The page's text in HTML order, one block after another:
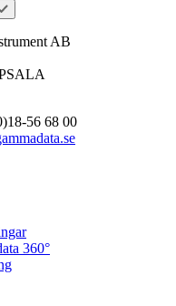
AB
56 68 00
360°